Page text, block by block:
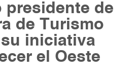
presidente de
de Turismo
iniciativa
el Oeste